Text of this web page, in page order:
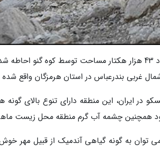
ذخیره گاه زیست کره گنو با حدود 43 هزار هکتار مساحت
در ایران، این منطقه دارای تنوع بالای
همچنین چشمه آب گرم منطقه محل زیست
توان به گونه گیاهی آندمیک از قبیل مهر